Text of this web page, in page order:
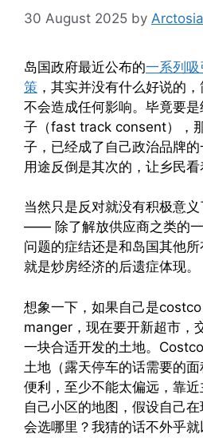
30 August 2025 by Arctosia
岛国政府最近公布的一系列
策 ，其实并没有什么好说的
不会造成任何影响。毕竟要
子（fast track consent），
子，已经成了自己政治品牌
用途反倒是其次的，让乡民看
当然只是反对就没有积极意
—— 除了解放供应商之类的
问题的症结还是和岛国其他
就是炒房经济的后遗症体现。
想象一下，如果自己是
manger，现在要开新超市，
一块合适开发的土地。
土地（露天停车的话需要的
便利，至少不能太偏远，靠
自己小区的地图，假设自己
会选哪里？我猜的话不外乎就